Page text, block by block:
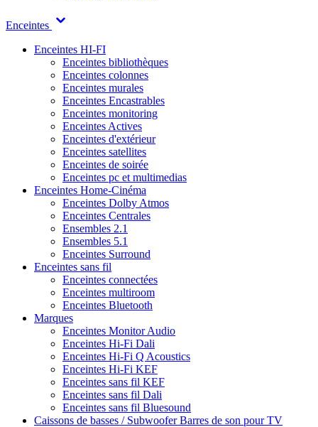
Enceintes
Enceintes HI-FI
Enceintes bibliothèques
Enceintes colonnes
Enceintes murales
Enceintes Encastrables
Enceintes monitoring
Enceintes Actives
Enceintes d'extérieur
Enceintes satellites
Enceintes de soirée
Enceintes pc et multimedias
Enceintes Home-Cinéma
Enceintes Dolby Atmos
Enceintes Centrales
Ensembles 2.1
Ensembles 5.1
Enceintes Surround
Enceintes sans fil
Enceintes connectées
Enceintes multiroom
Enceintes Bluetooth
Marques
Enceintes Monitor Audio
Enceintes Hi-Fi Dali
Enceintes Hi-Fi Q Acoustics
Enceintes Hi-Fi KEF
Enceintes sans fil KEF
Enceintes sans fil Dali
Enceintes sans fil Bluesound
Caissons de basses / SubwooferBarres de son pour TV